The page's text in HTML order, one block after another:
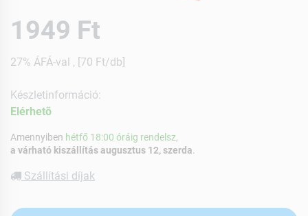
1949 Ft
27% ÁFÁ-val , [70 Ft/db]
Készletinformáció:
Elérhetõ
Amennyiben hétfő 18:00 óráig rendelsz,
a várható kiszállítás augusztus 12, szerda
Szállítási díjak